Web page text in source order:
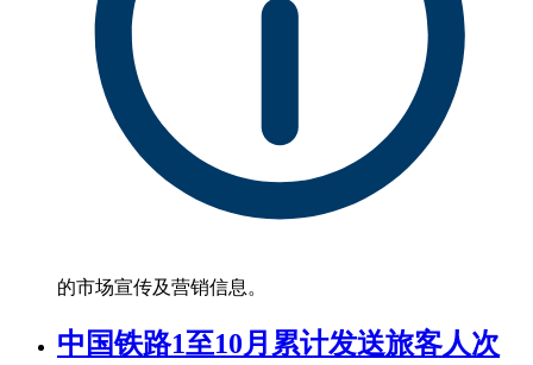
的市场宣传及营销信息。
中国铁路1至10月累计发送旅客人次